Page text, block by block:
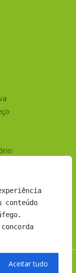
conteúdo
Aceitar tudo
Reservados.